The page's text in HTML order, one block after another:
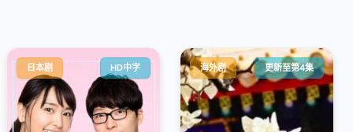
日本剧 HD中字 海外剧 更新至第4集